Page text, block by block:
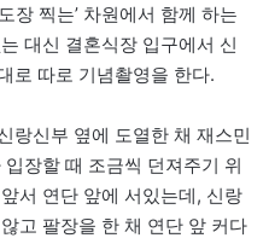
장 찍는’ 차원에서 함께 하는
대신 결혼식장 입구에서 신
로 따로 기념촬영을 한다.
랑신부 옆에 도열한 채 재스민
장할 때 조금씩 던져주기 위
서 연단 앞에 서있는데, 신랑
고 팔장을 한 채 연단 앞 커다